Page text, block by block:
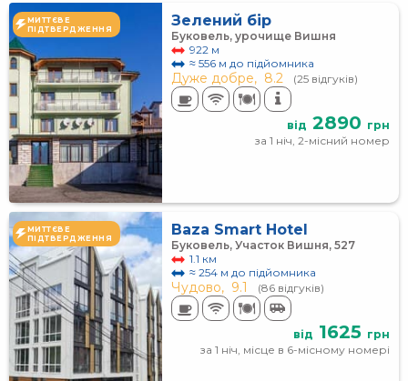
МИТТЄВЕ
ПІДТВЕРДЖЕННЯ
Зелений бір
Буковель, урочище Вишня
922 м
≈ 556 м до підйомника
Дуже добре, 8.2 (25 відгуків)
від 2890 грн
за 1 ніч, 2-місний номер
МИТТЄВЕ
ПІДТВЕРДЖЕННЯ
Baza Smart Hotel
Буковель, Участок Вишня, 527
1.1 км
≈ 254 м до підйомника
Чудово, 9.1 (86 відгуків)
від 1625 грн
за 1 ніч, місце в 6-місному номері